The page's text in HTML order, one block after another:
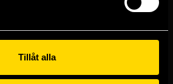
Tillåt alla